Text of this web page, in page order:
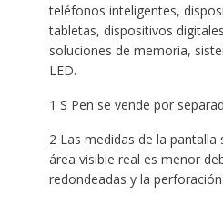
teléfonos inteligentes,
tabletas, dispositivos
soluciones de memoria,
LED.
1 S Pen se vende por
2 Las medidas de la pantalla
área visible real es menor
redondeadas y la